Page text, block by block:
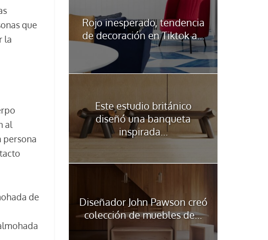
que
la
al
persona
de
Rojo inesperado, tendencia
de decoración en Tiktok a...
Este estudio británico
diseñó una banqueta
inspirada...
Diseñador John Pawson creó
colección de muebles de...